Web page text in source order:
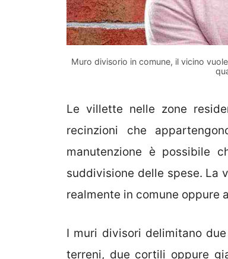
Muro divisorio in comune, il vicino
Le villette nelle zone
recinzioni che
manutenzione è possibile
suddivisione delle spese. La
realmente in comune oppure
I muri divisori delimitano
terreni, due cortili oppure